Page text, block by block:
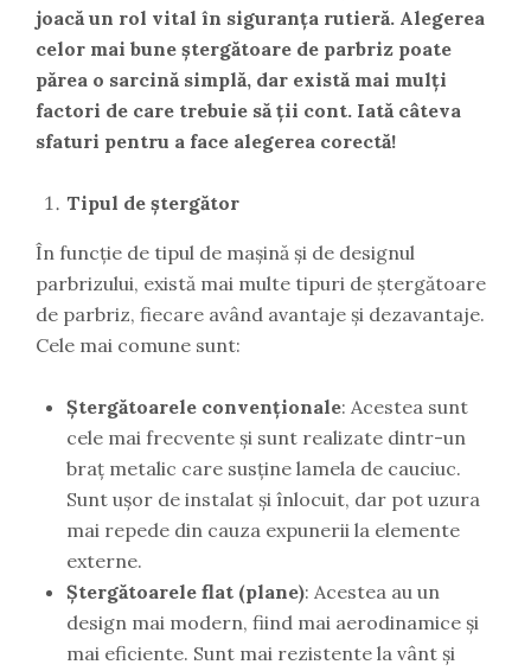
joacă un rol vital în siguranța rutieră. Alegerea
celor mai bune ștergătoare de parbriz poate
părea o sarcină simplă, dar există mai mulți
factori de care trebuie să ții cont. Iată câteva
sfaturi pentru a face alegerea corectă!
Tipul de ștergător
În funcție de tipul de mașină și de designul
parbrizului, există mai multe tipuri de ștergătoare
de parbriz, fiecare având avantaje și dezavantaje.
Cele mai comune sunt:
Ștergătoarele convenționale: Acestea sunt
cele mai frecvente și sunt realizate dintr-un
braț metalic care susține lamela de cauciuc.
Sunt ușor de instalat și înlocuit, dar pot uzura
mai repede din cauza expunerii la elemente
externe.
Ștergătoarele flat (plane): Acestea au un
design mai modern, fiind mai aerodinamice și
mai eficiente. Sunt mai rezistente la vânt și